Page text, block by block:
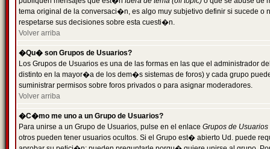
tema original de la conversaci�n, es algo muy subjetivo definir si sucede
respetarse sus decisiones sobre esta cuesti�n.
Volver arriba
�Qu� son Grupos de Usuarios?
Los Grupos de Usuarios es una de las formas en las que el administrador
distinto en la mayor�a de los dem�s sistemas de foros) y cada grupo
suministrar permisos sobre foros privados o para asignar moderadores.
Volver arriba
�C�mo me uno a un Grupo de Usuarios?
Para unirse a un Grupo de Usuarios, pulse en el enlace Grupos de Usuarios
otros pueden tener usuarios ocultos. Si el Grupo est� abierto Ud. puede